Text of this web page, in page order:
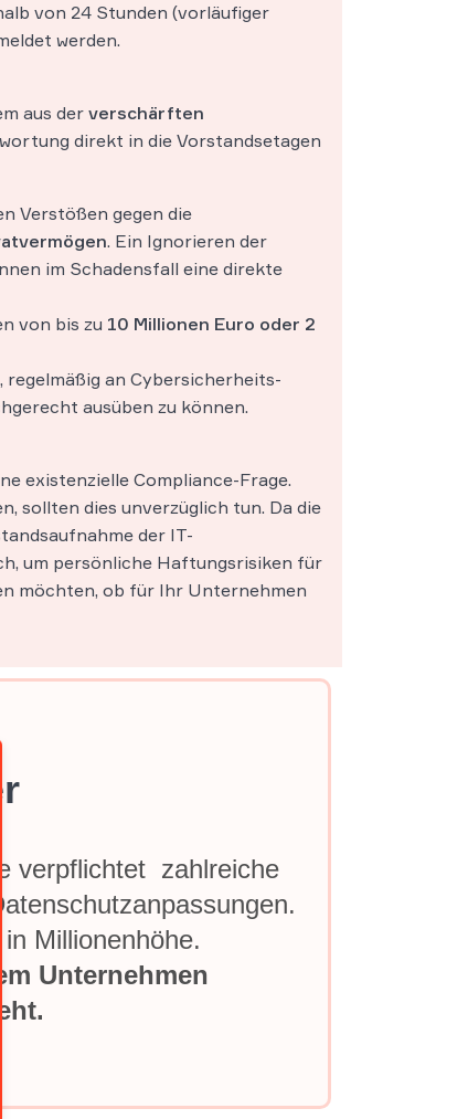
von 24 Stunden (vorläufiger
werden.
aus der verschärften
direkt in die Vorstandsetagen
Verstößen gegen die
. Ein Ignorieren der
im Schadensfall eine direkte
von bis zu 10 Millionen Euro oder 2
an Cybersicherheits-
ausüben zu können.
existenzielle Compliance-Frage.
sollten dies unverzüglich tun. Da die
der IT-
um persönliche Haftungsrisiken für
möchten, ob für Ihr Unternehmen